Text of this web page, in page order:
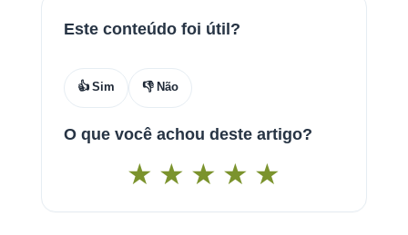
Este conteúdo foi útil?
👍 Sim 👎 Não
O que você achou deste artigo?
★ ★ ★ ★ ★